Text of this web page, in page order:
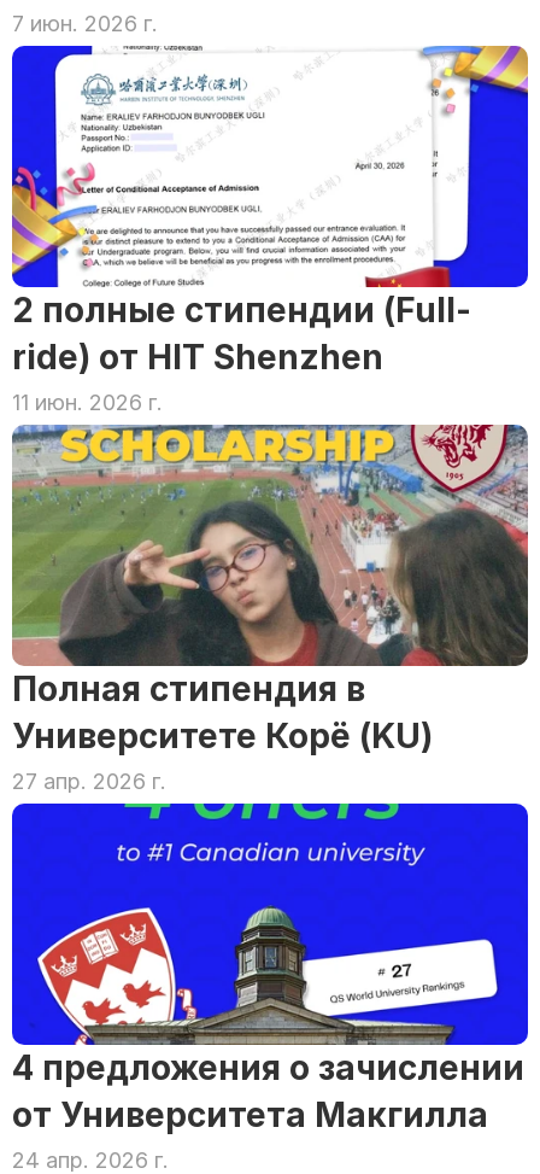
7 июн. 2026 г.
2 полные стипендии (Full-
ride) от HIT Shenzhen
11 июн. 2026 г.
Полная стипендия в
Университете Корё (KU)
27 апр. 2026 г.
4 предложения о зачислении
от Университета Макгилла
24 апр. 2026 г.